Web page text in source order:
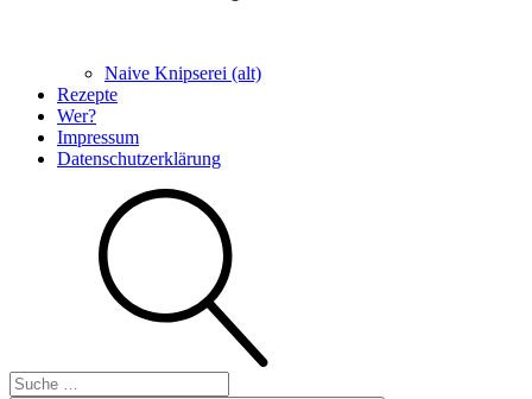
Naive Knipserei (alt)
Rezepte
Wer?
Impressum
Datenschutzerklärung